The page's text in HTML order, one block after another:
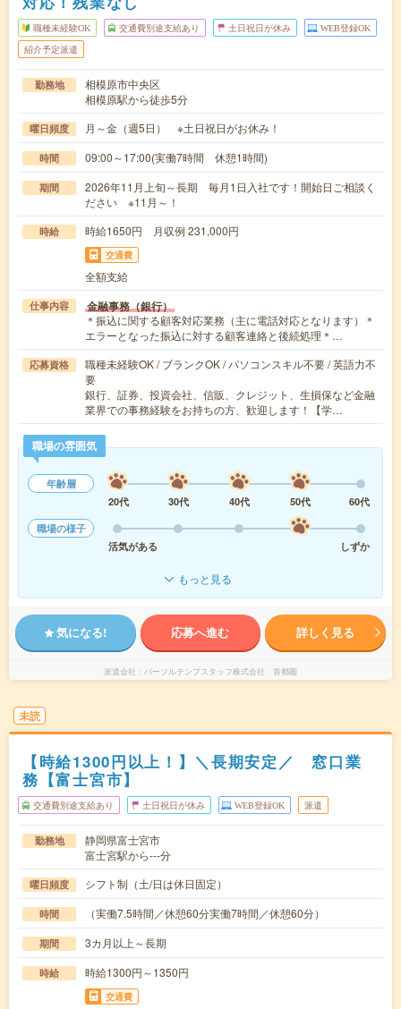
職種未経験OK 交通費別途支給あり 土日祝日が休み WEB登録OK
紹介予定派遣
勤務地
相模原市中央区
相模原駅から徒歩5分
曜日頻度 月～金（週5日） ※土日祝日がお休み！
時間 09:00～17:00(実働7時間 休憩1時間)
期間
2026年11月上旬～長期 毎月1日入社です！開始日ご相談く
ださい ※11月～！
時給 時給1650円 月収例 231,000円
交通費
全額支給
仕事内容 金融事務（銀行）
＊振込に関する顧客対応業務（主に電話対応となります）＊
エラーとなった振込に対する顧客連絡と後続処理＊…
応募資格
職種未経験OK / ブランクOK / パソコンスキル不要 / 英語力不
要
銀行、証券、投資会社、信販、クレジット、生損保など金融
業界での事務経験をお持ちの方、歓迎します！【学…
職場の雰囲気
年齢層
20代
30代 40代 50代
60代
職場の様子
活気がある
しずか
もっと見る
気になる! 応募へ進む 詳しく見る
派遣会社 パーソルテンプスタッフ株式会社 首都圏
未読
【時給1300円以上！】＼長期安定／ 窓口業
務【富士宮市】
交通費別途支給あり 土日祝日が休み WEB登録OK 派遣
勤務地
静岡県富士宮市
富士宮駅から---分
曜日頻度 シフト制（土/日は休日固定）
時間 （実働7.5時間／休憩60分実働7時間／休憩60分）
期間 3カ月以上～長期
時給 時給1300円～1350円
交通費